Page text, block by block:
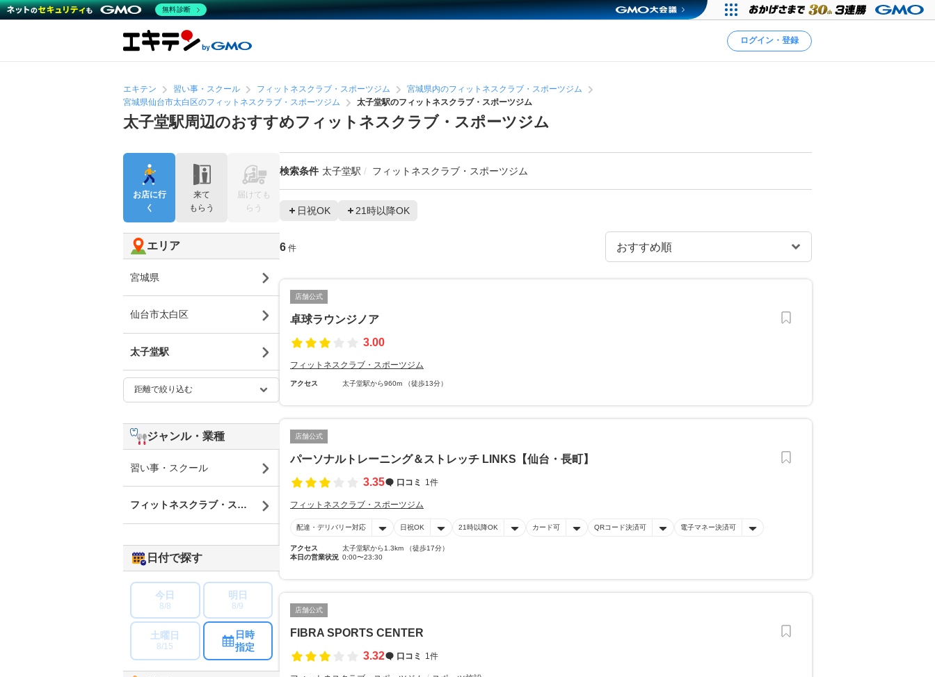
ログイン・登録
エキテン 習い事・スクール フィットネスクラブ・スポーツジム
宮城県内のフィットネスクラブ・スポーツジム
宮城県仙台市太白区のフィットネスクラブ・スポーツジム
太子堂駅のフィットネスクラブ・スポーツジム
太子堂駅周辺のおすすめフィットネスクラブ・スポーツジム
検索条件 太子堂駅 フィットネスクラブ・スポーツジム
日祝OK 21時以降OK
6 件
店舗公式
卓球ラウンジノア
3.00
フィットネスクラブ・スポーツジム
アクセス 太子堂駅から960m （徒歩13分）
店舗公式
パーソナルトレーニング＆ストレッチ LINKS【仙台・長町】
3.35
口コミ 1件
フィットネスクラブ・スポーツジム
配達・デリバリー対応 日祝OK 21時以降OK カード可 QRコード決済可 電子マネー決済可
アクセス
太子堂駅から1.3km （徒歩17分）
本日の営業状況 0:00〜23:30
店舗公式
FIBRA SPORTS CENTER
3.32
口コミ 1件
お店に行
く
来て
もらう
届けても
らう
エリア
宮城県
仙台市太白区
太子堂駅
ジャンル・業種
習い事・スクール
フィットネスクラブ・スポーツジム
日付で探す
今日
8/8
明日
8/9
土曜日
8/15
日時
指定
無料診断